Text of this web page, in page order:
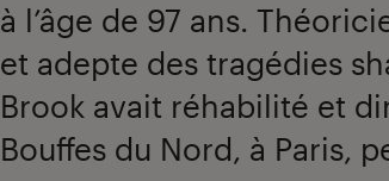
à l’âge de 97 ans.
et adepte des tragédies
Brook avait réhabilité et
Bouffes du Nord, à Paris,